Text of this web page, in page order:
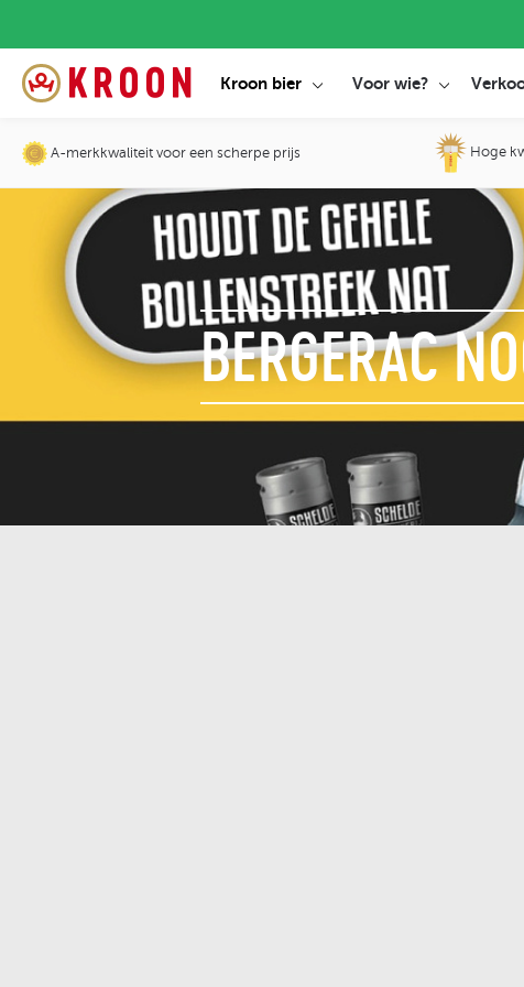
Kroon bier Voor wie?
A-merkkwaliteit voor een scherpe prijs Hoge
BERGERAC